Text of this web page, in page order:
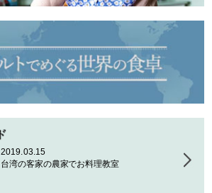
2019.03.15
台湾の客家の農家でお料理教室